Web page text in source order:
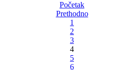
Početak
Prethodno
1
2
3
4
5
6